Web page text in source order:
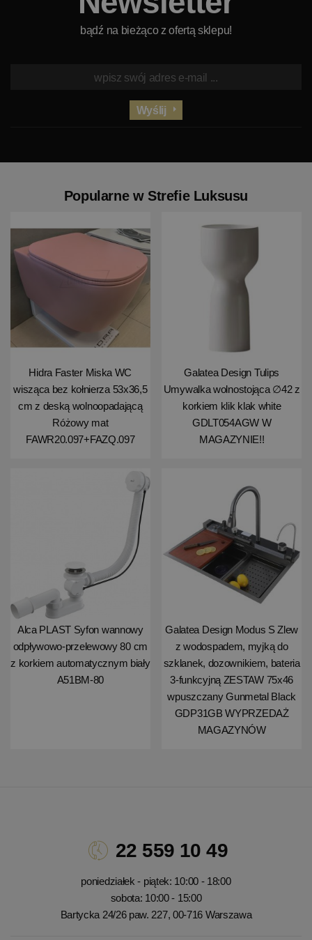
bądź na bieżąco z ofertą sklepu!
Wyślij
Popularne w Strefie Luksusu
Hidra Faster Miska WC
wisząca bez kołnierza 53x36,5
cm z deską wolnoopadającą
Różowy mat
FAWR20.097+FAZQ.097
Galatea Design Tulips
Umywalka wolnostojąca ∅42 z
korkiem klik klak white
GDLT054AGW W
MAGAZYNIE!!
Alca PLAST Syfon wannowy
odpływowo-przelewowy 80 cm
z korkiem automatycznym biały
A51BM-80
Galatea Design Modus S Zlew
z wodospadem, myjką do
szklanek, dozownikiem, bateria
3-funkcyjną ZESTAW 75x46
wpuszczany Gunmetal Black
GDP31GB WYPRZEDAŻ
MAGAZYNÓW
22 559 10 49
poniedziałek - piątek: 10:00 - 18:00
sobota: 10:00 - 15:00
Bartycka 24/26 paw. 227, 00-716 Warszawa